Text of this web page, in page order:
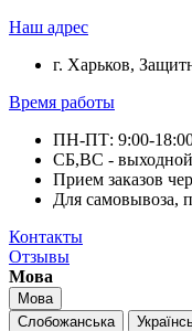
Наш адрес
г. Харьков,
Время работы
ПН-ПТ: 9:00-
СБ,ВС - выходной
Прием заказов
Для самовывоза,
Контакты
Отзывы
Мова
Мова
Слобожанська